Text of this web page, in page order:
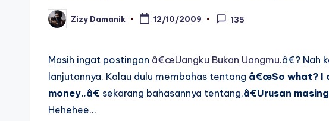
Posted
by
Zizy Damanik 12/10/2009 135
Masih ingat postingan â€œUangku Bukan Uangmu.â€? Nah
lanjutannya. Kalau dulu membahas tentang â€œSo what? I
money..â€ sekarang bahasannya tentang,â€Urusan
Hehehee…